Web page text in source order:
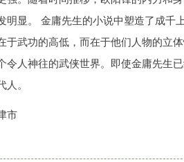
明显。 金庸先生的小说中塑造了成
于武功的高低，而在于他们人物的立
令人神往的武侠世界。即使金庸先生
。
市